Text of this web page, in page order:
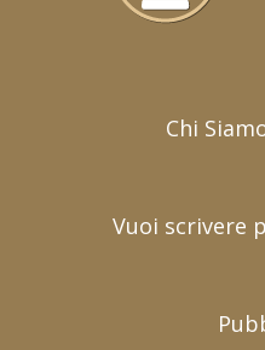
Chi
Vuoi scrivere